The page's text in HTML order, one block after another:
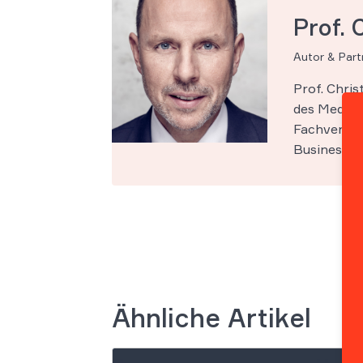
Prof.
Autor &
Prof.
des
Business
Ähnliche Artikel